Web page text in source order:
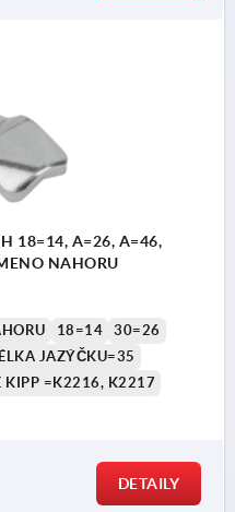
18=14, A=26, A=46,
NAHORU
18=14
30=26
JAZÝČKU=35
KIPP =K2216, K2217
DETAILY